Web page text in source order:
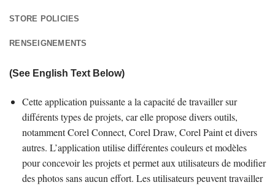
STORE POLICIES
RENSEIGNEMENTS
(See English Text Below)
Cette application puissante a la capacité de travailler sur
différents types de projets, car elle propose divers outils,
notamment Corel Connect, Corel Draw, Corel Paint et divers
autres. L’application utilise différentes couleurs et modèles
pour concevoir les projets et permet aux utilisateurs de modifier
des photos sans aucun effort. Les utilisateurs peuvent travailler